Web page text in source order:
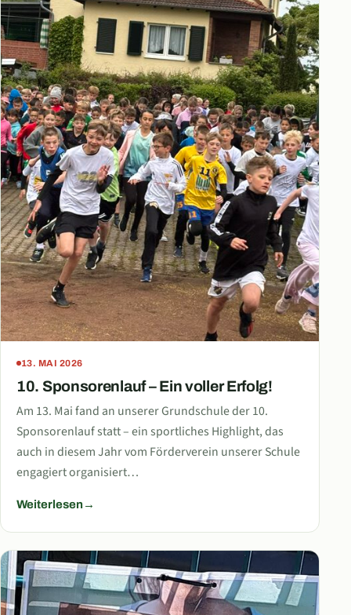
13. MAI 2026
10. Sponsorenlauf – Ein voller Erfolg!
Am 13. Mai fand an unserer Grundschule der 10.
Sponsorenlauf statt – ein sportliches Highlight, das
auch in diesem Jahr vom Förderverein unserer Schule
engagiert organisiert…
Weiterlesen